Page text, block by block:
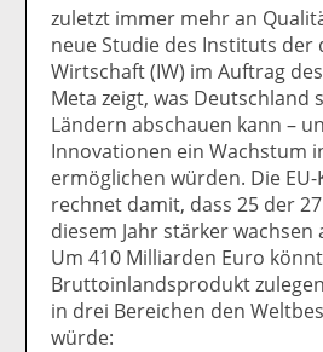
zuletzt immer mehr an
neue Studie des Instituts der
Wirtschaft (IW) im Auftrag
Meta zeigt, was Deutschland
Ländern abschauen kann –
Innovationen ein Wachstum
ermöglichen würden. Die
rechnet damit, dass 25 der
diesem Jahr stärker wachsen
Um 410 Milliarden Euro
Bruttoinlandsprodukt
in drei Bereichen den
würde: